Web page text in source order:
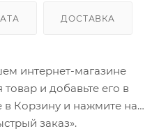
ДОСТАВКА
интернет-магазине
и добавьте его в
в Корзину и нажмите на
заказ».